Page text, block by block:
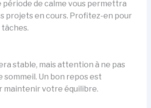
période de calme vous permettra
projets en cours. Profitez-en pour
stable, mais attention à ne pas
Un bon repos est
maintenir votre équilibre.